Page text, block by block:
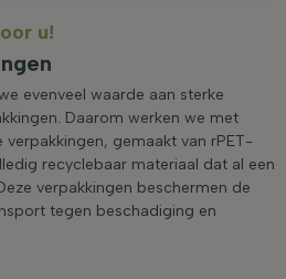
u!
evenveel waarde aan sterke
Daarom werken we met
gemaakt van rPET-
recyclebaar materiaal dat al een
verpakkingen beschermen de
tegen beschadiging en